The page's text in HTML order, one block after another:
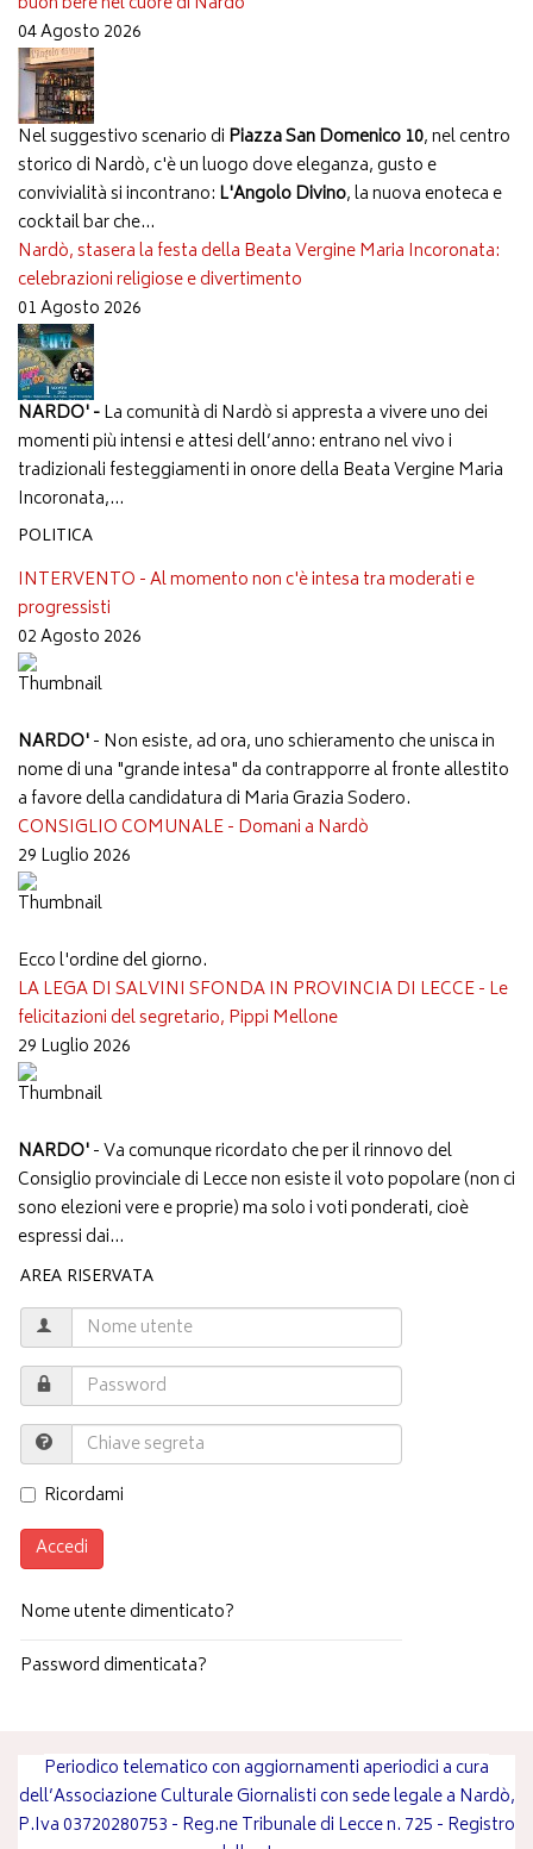
04 Agosto 2026
Nel suggestivo scenario di Piazza San Domenico 10, nel centro
storico di Nardò, c'è un luogo dove eleganza, gusto e
convivialità si incontrano: L'Angolo Divino, la nuova enoteca e
cocktail bar che...
Nardò, stasera la festa della Beata Vergine Maria Incoronata:
celebrazioni religiose e divertimento
01 Agosto 2026
NARDO' -La comunità di Nardò si appresta a vivere uno dei
momenti più intensi e attesi dell’anno: entrano nel vivo i
tradizionali festeggiamenti in onore della Beata Vergine Maria
Incoronata,...
POLITICA
INTERVENTO - Al momento non c'è intesa tra moderati e
progressisti
02 Agosto 2026
NARDO'- Non esiste, ad ora, uno schieramento che unisca in
nome di una "grande intesa" da contrapporre al fronte allestito
a favore della candidatura di Maria Grazia Sodero.
CONSIGLIO COMUNALE - Domani a Nardò
29 Luglio 2026
Ecco l'ordine del giorno.
LA LEGA DI SALVINI SFONDA IN PROVINCIA DI LECCE - Le
felicitazioni del segretario, Pippi Mellone
29 Luglio 2026
NARDO'- Va comunque ricordato che per il rinnovo del
Consiglio provinciale di Lecce non esiste il voto popolare (non ci
sono elezioni vere e proprie) ma solo i voti ponderati, cioè
espressi dai...
AREA RISERVATA
Ricordami
Accedi
Nome utente dimenticato?
Password dimenticata?
Periodico telematico con aggiornamenti aperiodici a cura
dell’Associazione Culturale Giornalisti con sede legale a Nardò,
P.Iva 03720280753 - Reg.ne Tribunale di Lecce n. 725 - Registro